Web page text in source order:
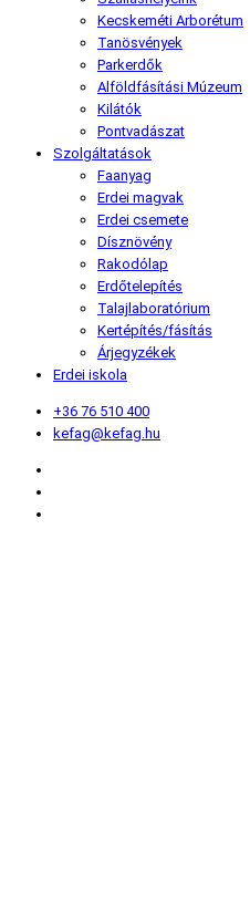
Kecskeméti Arborétum
Tanösvények
Parkerdők
Alföldfásítási Múzeum
Kilátók
Pontvadászat
Szolgáltatások
Faanyag
Erdei magvak
Erdei csemete
Dísznövény
Rakodólap
Erdőtelepítés
Talajlaboratórium
Kertépítés/fásítás
Árjegyzékek
Erdei iskola
+36 76 510 400
kefag@kefag.hu